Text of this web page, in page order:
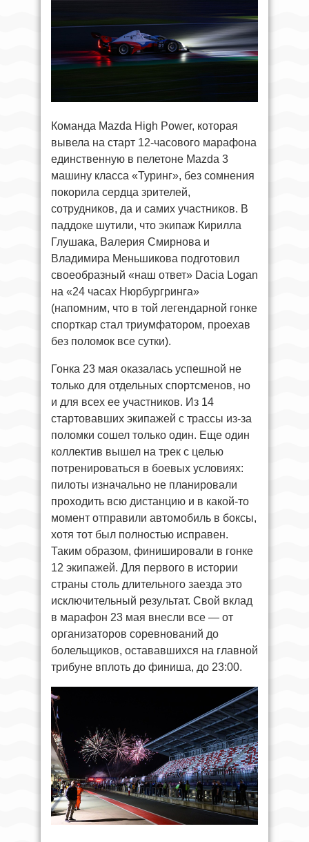
Команда Mazda High Power, которая
вывела на старт 12-часового марафона
единственную в пелетоне Mazda 3
машину класса «Туринг», без сомнения
покорила сердца зрителей,
сотрудников, да и самих участников. В
паддоке шутили, что экипаж Кирилла
Глушака, Валерия Смирнова и
Владимира Меньшикова подготовил
своеобразный «наш ответ» Dacia Logan
на «24 часах Нюрбургринга»
(напомним, что в той легендарной гонке
спорткар стал триумфатором, проехав
без поломок все сутки).
Гонка 23 мая оказалась успешной не
только для отдельных спортсменов, но
и для всех ее участников. Из 14
стартовавших экипажей с трассы из-за
поломки сошел только один. Еще один
коллектив вышел на трек с целью
потренироваться в боевых условиях:
пилоты изначально не планировали
проходить всю дистанцию и в какой-то
момент отправили автомобиль в боксы,
хотя тот был полностью исправен.
Таким образом, финишировали в гонке
12 экипажей. Для первого в истории
страны столь длительного заезда это
исключительный результат. Свой вклад
в марафон 23 мая внесли все — от
организаторов соревнований до
болельщиков, остававшихся на главной
трибуне вплоть до финиша, до 23:00.